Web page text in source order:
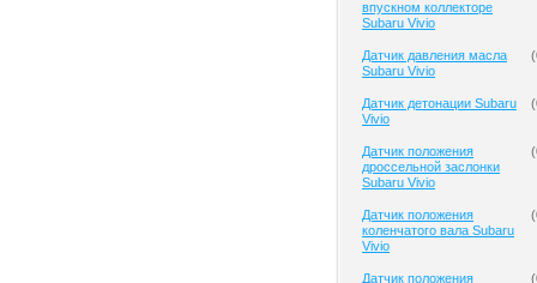
впускном коллекторе
Subaru Vivio
Датчик давления масла
Subaru Vivio
(
Датчик детонации Subaru
Vivio
(
Датчик положения
дроссельной заслонки
Subaru Vivio
(
Датчик положения
коленчатого вала Subaru
Vivio
(
Датчик положения
(